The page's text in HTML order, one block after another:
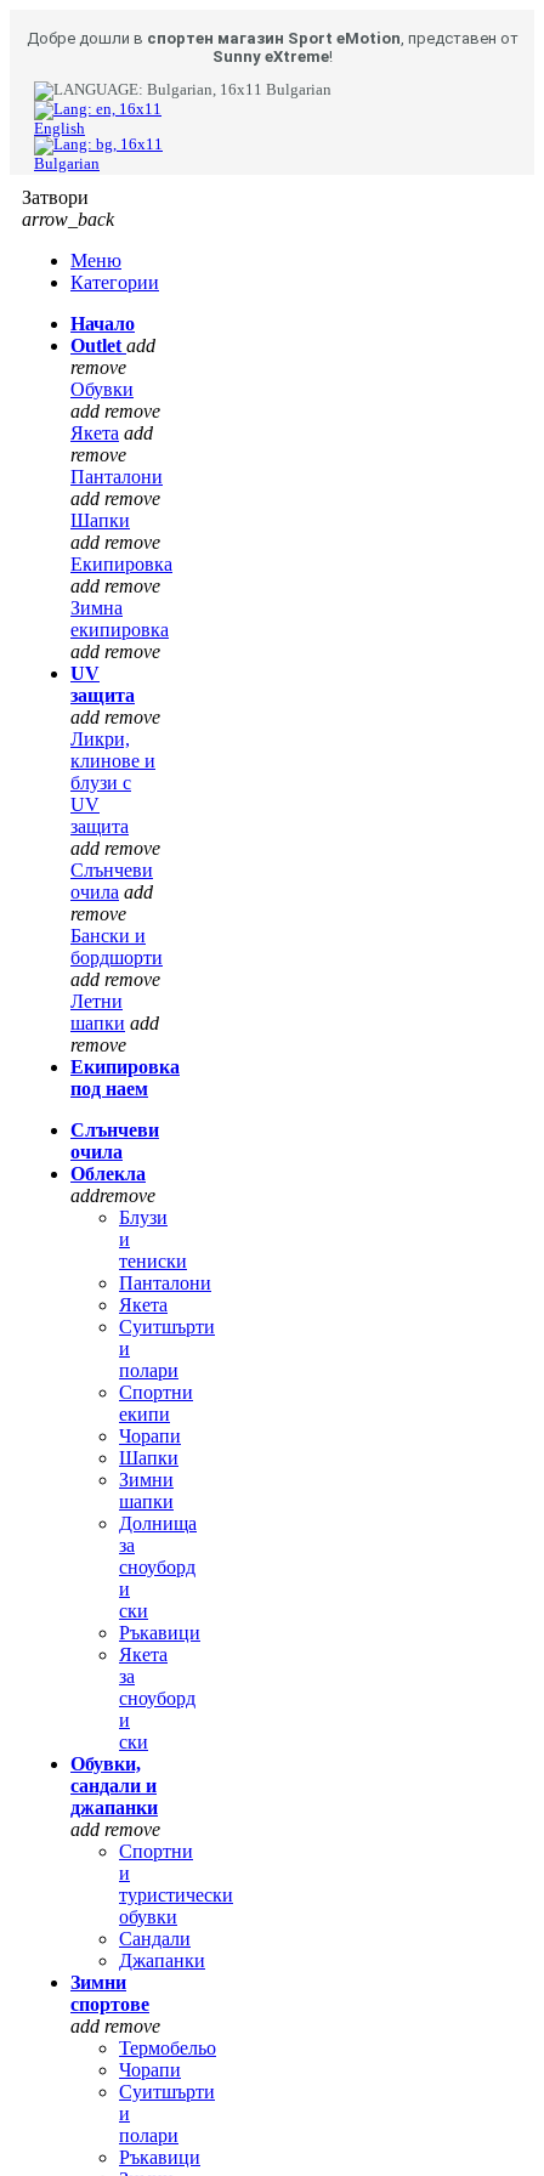
Добре дошли в спортен магазин Sport eMotion, представен от
Sunny eXtreme!
Bulgarian
English
Bulgarian
Затвори
arrow_back
Меню
Категории
Начало
Outlet add
remove
Обувки
add remove
Якета add
remove
Панталони
add remove
Шапки
add remove
Екипировка
add remove
Зимна
екипировка
add remove
UV
защита
add remove
Ликри,
клинове и
блузи с
UV
защита
add remove
Слънчеви
очила add
remove
Бански и
бордшорти
add remove
Летни
шапки add
remove
Екипировка
под наем
Слънчеви
очила
Облекла
addremove
Блузи
и
тениски
Панталони
Якета
Суитшърти
и
полари
Спортни
екипи
Чорапи
Шапки
Зимни
шапки
Долнища
за
сноуборд
и
ски
Ръкавици
Якета
за
сноуборд
и
ски
Обувки,
сандали и
джапанки
add remove
Спортни
и
туристически
обувки
Сандали
Джапанки
Зимни
спортове
add remove
Термобельо
Чорапи
Суитшърти
и
полари
Ръкавици